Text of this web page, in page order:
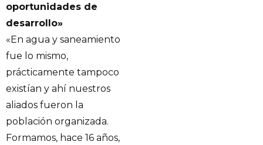
oportunidades de
desarrollo»
«En agua y saneamiento
fue lo mismo,
prácticamente tampoco
existían y ahí nuestros
aliados fueron la
población organizada.
Formamos, hace 16 años,